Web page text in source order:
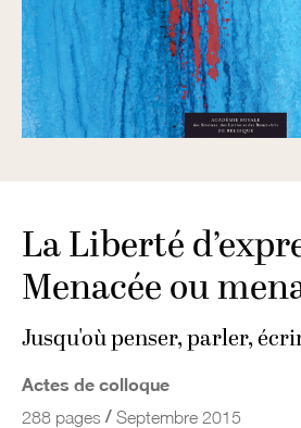
La Liberté
Menacée ou
Jusqu'où penser, parler,
Actes de colloque
288 pages / Septembre 2015